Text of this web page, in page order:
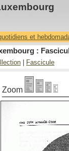
et
:
Fascicule
Zoom